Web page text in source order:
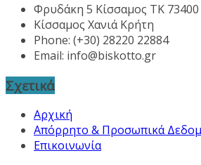
Φρυδάκη 5 Κίσσαμος ΤΚ 73400
Κίσσαμος Χανιά Κρήτη
Phone: (+30) 28220 22884
Email: info@biskotto.gr
Σχετικά
Αρχική
Απόρρητο & Προσωπικά
Επικοινωνία